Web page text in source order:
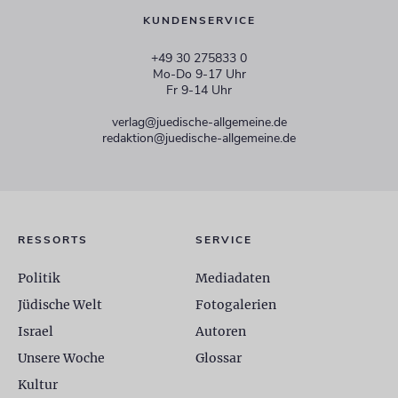
KUNDENSERVICE
+49 30 275833 0
Mo-Do 9-17 Uhr
Fr 9-14 Uhr
verlag@juedische-allgemeine.de
redaktion@juedische-allgemeine.de
RESSORTS
Politik
Jüdische Welt
Israel
Unsere Woche
Kultur
SERVICE
Mediadaten
Fotogalerien
Autoren
Glossar